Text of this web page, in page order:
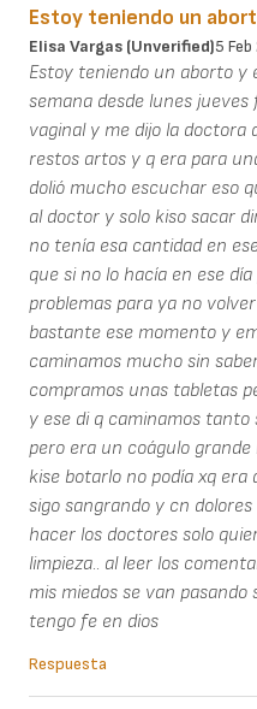
Estoy teniendo un
Elisa Vargas (unverified)5
Estoy teniendo un aborto y
semana desde lunes
vaginal y me dijo la doctora
restos artos y q era para
dolió mucho escuchar eso
al doctor y solo kiso sacar
no tenía esa cantidad en
que si no lo hacía en ese
problemas para ya no
bastante ese momento y
caminamos mucho sin
compramos unas tabletas
y ese di q caminamos
pero era un coágulo
kise botarlo no podía xq era
sigo sangrando y cn
hacer los doctores solo
limpieza.. al leer los
mis miedos se van
tengo fe en dios
Respuesta